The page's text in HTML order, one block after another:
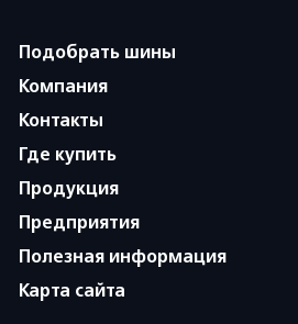
Подобрать шины
Компания
Контакты
Где купить
Продукция
Предприятия
Полезная информация
Карта сайта